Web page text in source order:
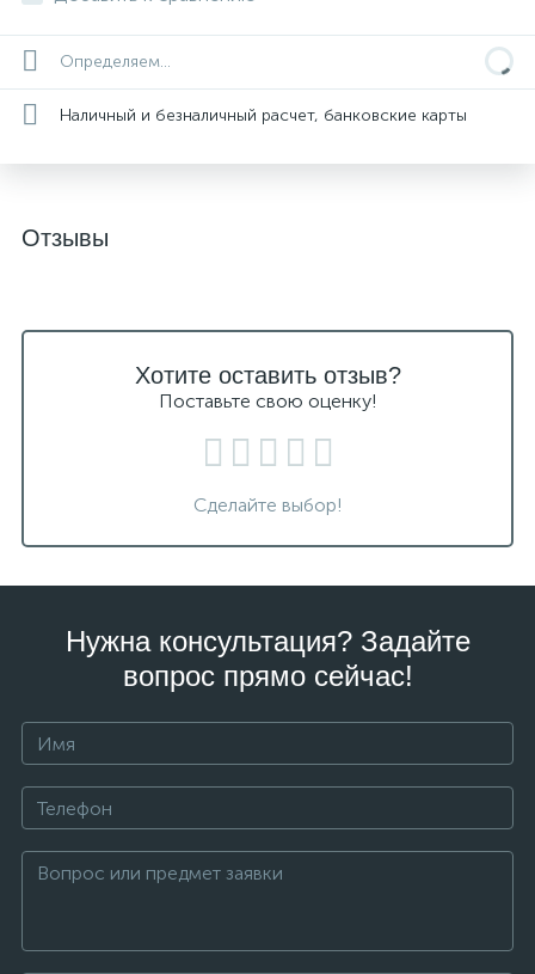
Определяем...
Наличный и безналичный расчет, банковские карты
Отзывы
Хотите оставить отзыв?
Поставьте свою оценку!
Сделайте выбор!
Нужна консультация? Задайте
вопрос прямо сейчас!